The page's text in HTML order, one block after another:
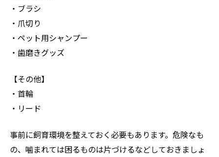
・ブラシ
・爪切り
・ペット用シャンプー
・歯磨きグッズ
【その他】
・首輪
・リード
事前に飼育環境を整えておく必要もあります。危険なも
の、噛まれては困るものは片づけるなどしておきましょ